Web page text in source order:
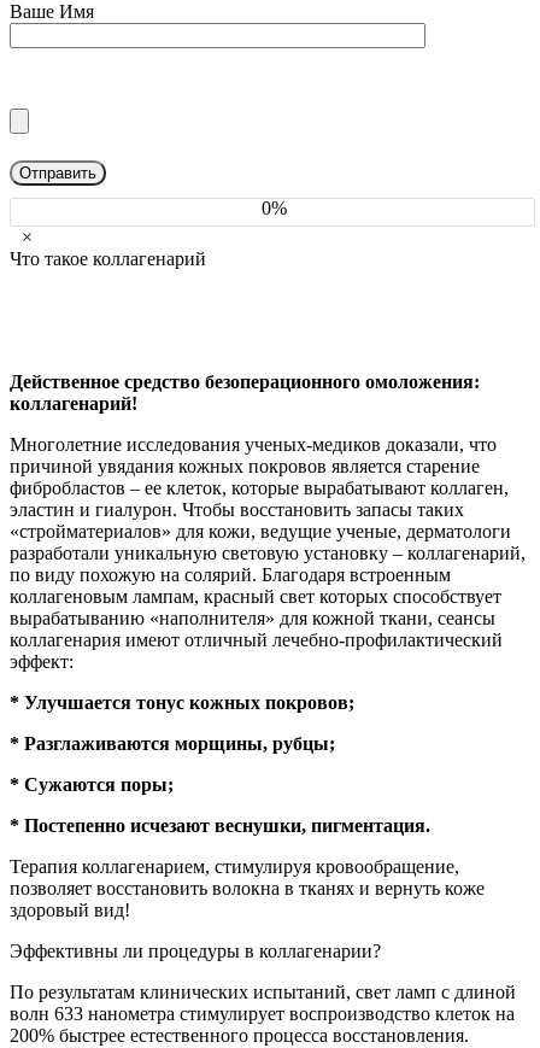
Ваше Имя
0%
×
Что такое коллагенарий
Действенное средство безоперационного омоложения:
коллагенарий!
Многолетние исследования ученых-медиков доказали, что
причиной увядания кожных покровов является старение
фибробластов – ее клеток, которые вырабатывают коллаген,
эластин и гиалурон. Чтобы восстановить запасы таких
«стройматериалов» для кожи, ведущие ученые, дерматологи
разработали уникальную световую установку – коллагенарий,
по виду похожую на солярий. Благодаря встроенным
коллагеновым лампам, красный свет которых способствует
вырабатыванию «наполнителя» для кожной ткани, сеансы
коллагенария имеют отличный лечебно-профилактический
эффект:
* Улучшается тонус кожных покровов;
* Разглаживаются морщины, рубцы;
* Сужаются поры;
* Постепенно исчезают веснушки, пигментация.
Терапия коллагенарием, стимулируя кровообращение,
позволяет восстановить волокна в тканях и вернуть коже
здоровый вид!
Эффективны ли процедуры в коллагенарии?
По результатам клинических испытаний, свет ламп с длиной
волн 633 нанометра стимулирует воспроизводство клеток на
200% быстрее естественного процесса восстановления.